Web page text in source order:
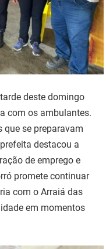
deste domingo
com os ambulantes.
que se preparavam
destacou a
de emprego e
promete continuar
com o Arraiá das
em momentos